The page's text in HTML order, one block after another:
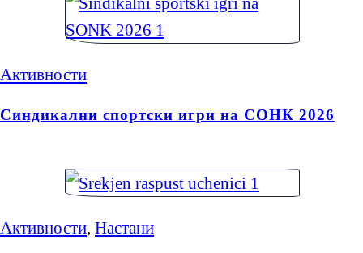
Активности
Синдикални спортски игри на СОНК 2026
Активности Настани